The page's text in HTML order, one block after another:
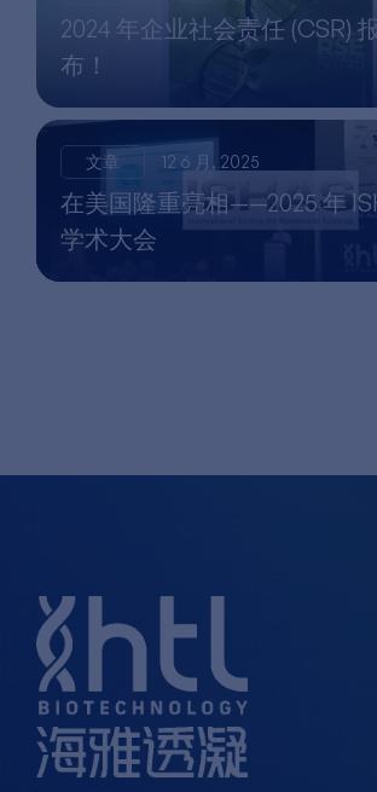
2024 年企业社会责任 (CSR)
布！
文章 12 6 月, 2025
在美国隆重亮相——2025 年
学术大会